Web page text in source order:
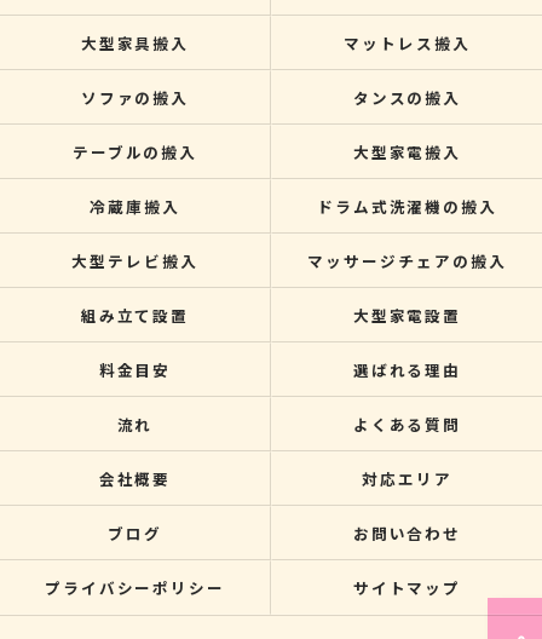
大型家具搬入 マットレス搬入
ソファの搬入 タンスの搬入
テーブルの搬入 大型家電搬入
冷蔵庫搬入 ドラム式洗濯機の搬入
大型テレビ搬入 マッサージチェアの搬入
組み立て設置 大型家電設置
料金目安 選ばれる理由
流れ よくある質問
会社概要 対応エリア
ブログ お問い合わせ
プライバシーポリシー サイトマップ